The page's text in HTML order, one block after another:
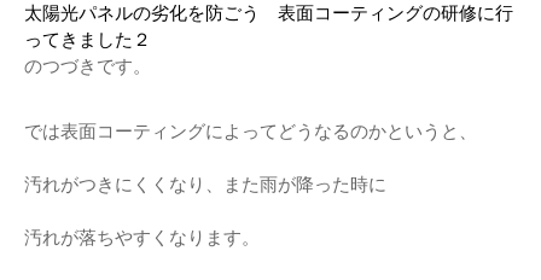
●土地探し
太陽光パネルの劣化を防ごう 表面コーティングの研修に行
ってきました２
のつづきです。
では表面コーティングによってどうなるのかというと、
汚れがつきにくくなり、また雨が降った時に
汚れが落ちやすくなります。